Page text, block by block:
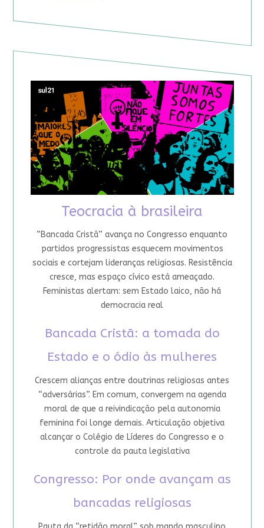
Teocracia à brasileira
“Bancada Cristã” avança no Congresso enquanto
partidos progressistas esquecem movimentos
sociais e cortejam lideranças religiosas. Resistência
cresce, mas espaço cívico está ameaçado.
Feministas alertam: sem Estado laico, não há
democracia real
Bancada Cristã: a tomada do
Estado e o ódio às mulheres
Crescem alianças entre doutrinas religiosas antes
“adversárias”. Em comum, convergem na agenda
moral de que a reivindicação pela autonomia
feminina foi longe demais. Articulação objetiva
alcançar o Colégio de Líderes do Congresso e o
controle da pauta legislativa
Congresso: Por onde avançam as
bancadas religiosas